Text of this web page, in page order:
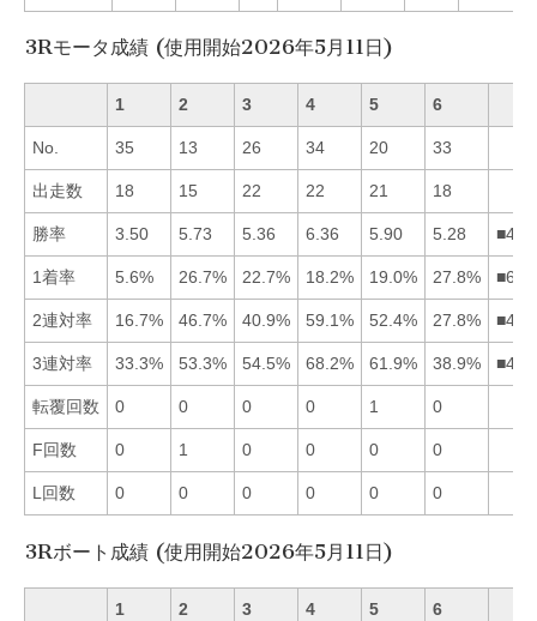
3Rモータ成績 (使用開始2026年5月11日)
1 2 3 4 5 6
No. 35 13 26 34 20 33
出走数 18 15 22 22 21 18
勝率 3.50 5.73 5.36 6.36 5.90 5.28
1着率 5.6% 26.7% 22.7% 18.2% 19.0% 27.8%
2連対率 16.7% 46.7% 40.9% 59.1% 52.4% 27.8%
3連対率 33.3% 53.3% 54.5% 68.2% 61.9% 38.9%
転覆回数 0 0 0 0 1 0
F回数 0 1 0 0 0 0
L回数 0 0 0 0 0 0
3Rボート成績 (使用開始2026年5月11日)
1 2 3 4 5 6